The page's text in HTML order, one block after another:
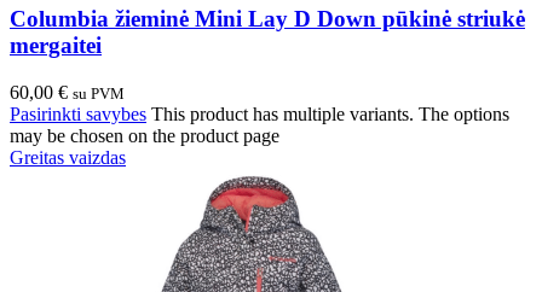
Columbia žieminė Mini Lay D Down pūkinė striukė
mergaitei
60,00 € su PVM
Pasirinkti savybes This product has multiple variants. The options
may be chosen on the product page
Greitas vaizdas